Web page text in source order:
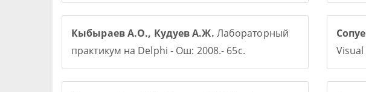
Кыбыраев А.О., Кудуев А.Ж. Лабораторный
практикум на Delphi - Ош: 2008.- 65с.